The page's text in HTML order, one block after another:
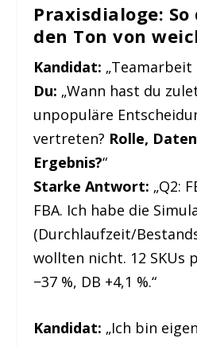
Praxisdialoge:
den Ton von
Kandidat:
Du: „Wann hast du
unpopuläre
vertreten? Rolle,
Ergebnis?“
Starke Antwort: „Q2:
FBA. Ich habe die
(Durchlaufzeit/
wollten nicht. 12
−37 %, DB +4,1 %.“
Kandidat: „Ich bin